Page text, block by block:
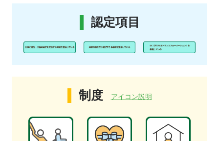
認定項目
制度 アイコン説明